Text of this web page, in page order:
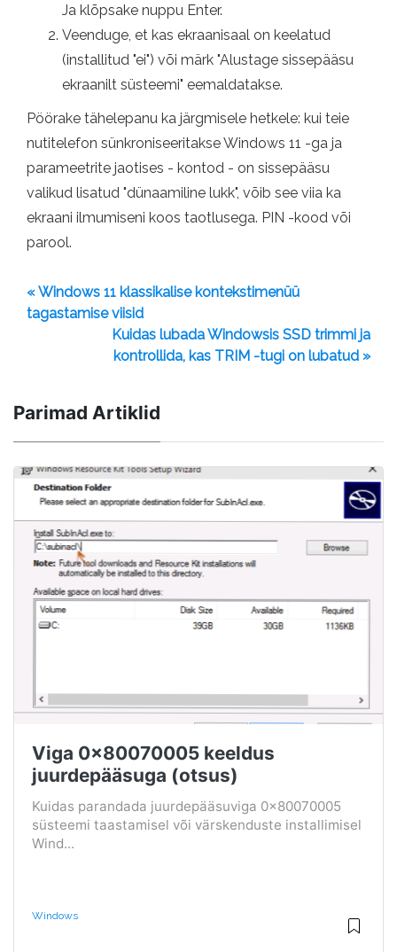
Ja klõpsake nuppu Enter.
Veenduge, et kas ekraanisaal on keelatud
(installitud "ei") või märk "Alustage sissepääsu
ekraanilt süsteemi" eemaldatakse.
Pöörake tähelepanu ka järgmisele hetkele: kui teie
nutitelefon sünkroniseeritakse Windows 11 -ga ja
parameetrite jaotises - kontod - on sissepääsu
valikud lisatud "dünaamiline lukk", võib see viia ka
ekraani ilmumiseni koos taotlusega. PIN -kood või
parool.
« Windows 11 klassikalise kontekstimenüü
tagastamise viisid
Kuidas lubada Windowsis SSD trimmi ja
kontrollida, kas TRIM -tugi on lubatud »
Parimad Artiklid
Viga 0x80070005 keeldus
juurdepääsuga (otsus)
Kuidas parandada juurdepääsuviga 0x80070005
süsteemi taastamisel või värskenduste installimisel
Wind...
Windows